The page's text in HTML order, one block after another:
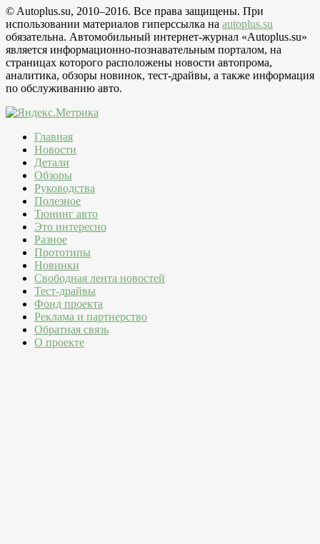
© Autoplus.su, 2010–2016. Все права защищены. При
использовании материалов гиперссылка на autoplus.su
обязательна. Автомобильный интернет-журнал «Autoplus.su»
является информационно-познавательным порталом, на
страницах которого расположены новости автопрома,
аналитика, обзоры новинок, тест-драйвы, а также информация
по обслуживанию авто.
Главная
Новости
Детали
Обзоры
Руководства
Полезное
Тюнинг авто
Это интересно
Разное
Прототипы
Новинки
Свободная лента новостей
Тест-драйвы
Фонд проекта
Реклама и партнерство
Обратная связь
О проекте